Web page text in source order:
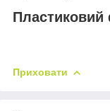
Приховати